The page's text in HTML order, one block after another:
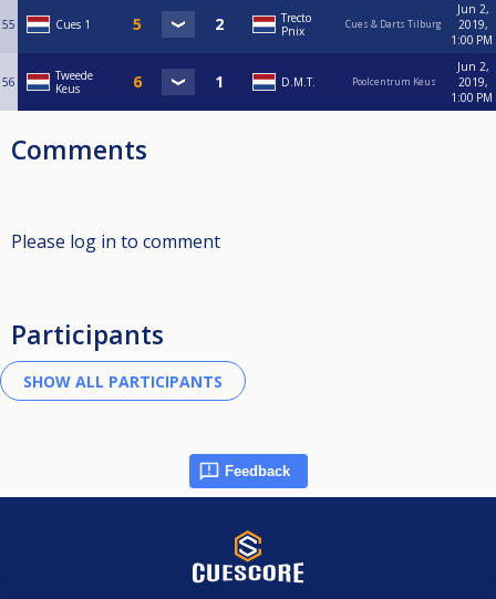
55 Cues 1
Trecto
Pnix
Cues & Darts Tilburg
Jun 2,
2019,
1:00 PM
56
Tweede
Keus
D.M.T. Poolcentrum Keus
Jun 2,
2019,
1:00 PM
Comments
Please log in to comment
Participants
Feedback